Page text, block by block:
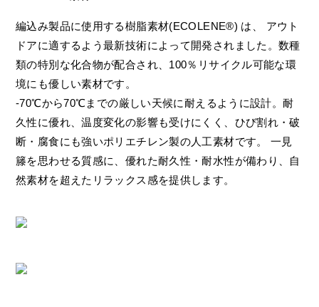
編込み製品に使用する樹脂素材(ECOLENE®) は、 アウト
ドアに適するよう最新技術によって開発されました。数種
類の特別な化合物が配合され、100％リサイクル可能な環
境にも優しい素材です。
-70℃から70℃までの厳しい天候に耐えるように設計。耐
久性に優れ、温度変化の影響も受けにくく、ひび割れ・破
断・腐食にも強いポリエチレン製の人工素材です。 一見
籐を思わせる質感に、優れた耐久性・耐水性が備わり、自
然素材を超えたリラックス感を提供します。